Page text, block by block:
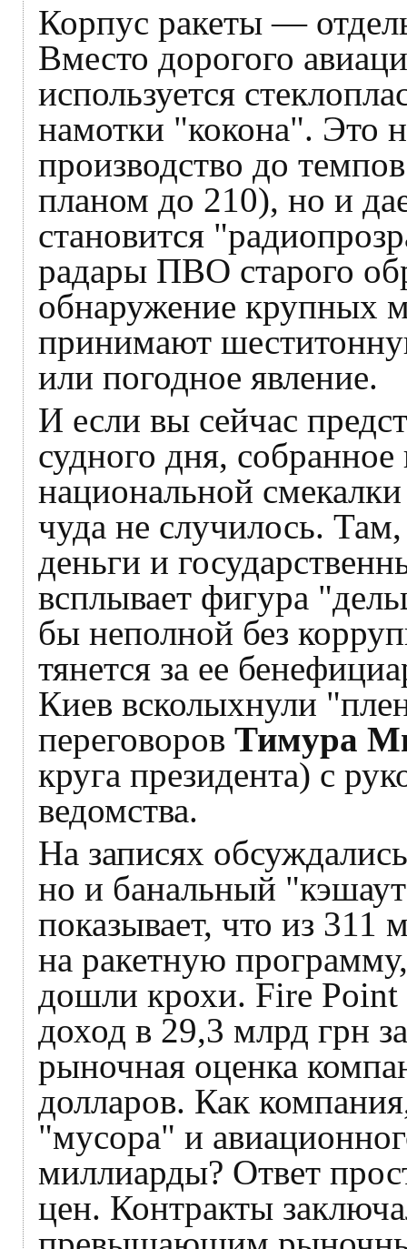
Корпус ракеты —
Вместо дорогого
используется
намотки "кокона". Это
производство до
планом до 210), но и
становится
радары ПВО старого
обнаружение крупных
принимают
или погодное явление.
И если вы сейчас
судного дня,
национальной
чуда не случилось.
деньги и
всплывает фигура
бы неполной без
тянется за ее
Киев всколыхнули
переговоров Тимура
круга президента) с
ведомства.
На записях
но и банальный
показывает, что из
на ракетную
дошли крохи. Fire Point
доход в 29,3 млрд грн
рыночная оценка
долларов. Как
"мусора" и
миллиарды? Ответ
цен. Контракты